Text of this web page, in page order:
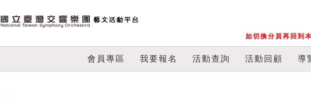
如切換分頁再回到
會員專區 我要報名 活動查詢 活動回顧 導